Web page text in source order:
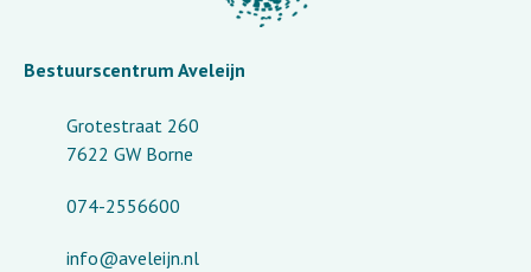
Bestuurscentrum Aveleijn
Grotestraat 260
7622 GW Borne
074-2556600
info@aveleijn.nl